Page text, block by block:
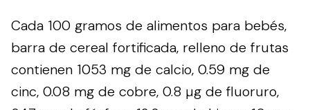
Cada 100 gramos de alimentos para bebés,
barra de cereal fortificada, relleno de frutas
contienen 1053 mg de calcio, 0.59 mg de
cinc, 0.08 mg de cobre, 0.8 µg de fluoruro,